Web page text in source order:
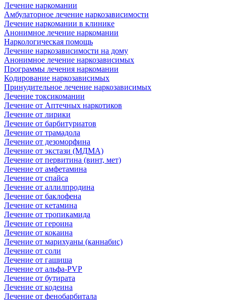
Лечение наркомании
Амбулаторное лечение наркозависимости
Лечение наркомании в клинике
Анонимное лечение наркомании
Наркологическая помощь
Лечение наркозависимости на дому
Анонимное лечение наркозависимых
Программы лечения наркомании
Кодирование наркозависимых
Принудительное лечение наркозависимых
Лечение токсикомании
Лечение от Аптечных наркотиков
Лечение от лирики
Лечение от барбитуриатов
Лечение от трамадола
Лечение от дезоморфина
Лечение от экстази (МДМА)
Лечение от первитина (винт, мет)
Лечение от амфетамина
Лечение от спайса
Лечение от аллилпродина
Лечение от баклофена
Лечение от кетамина
Лечение от тропикамида
Лечение от героина
Лечение от кокаина
Лечение от марихуаны (каннабис)
Лечение от соли
Лечение от гашиша
Лечение от альфа-PVP
Лечение от бутирата
Лечение от кодеина
Лечение от фенобарбитала